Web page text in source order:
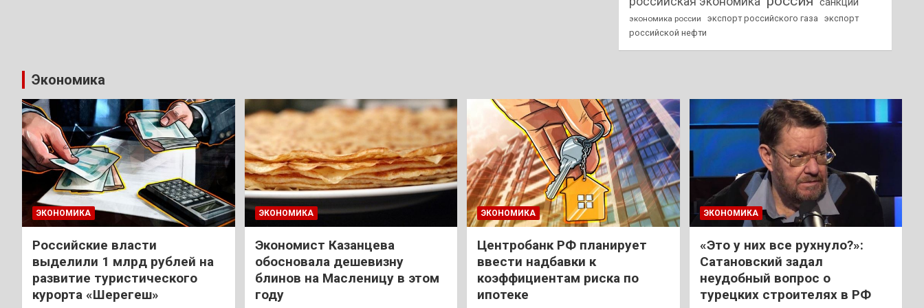
экономика россии экспорт российского газа
экспорт
российской нефти
Экономика
ЭКОНОМИКА
Российские власти
выделили 1 млрд рублей на
развитие туристического
курорта «Шерегеш»
ЭКОНОМИКА
Экономист Казанцева
обосновала дешевизну
блинов на Масленицу в этом
году
ЭКОНОМИКА
Центробанк РФ планирует
ввести надбавки к
коэффициентам риска по
ипотеке
ЭКОНОМИКА
«Это у них все рухнуло?»:
Сатановский задал
неудобный вопрос о
турецких строителях в РФ